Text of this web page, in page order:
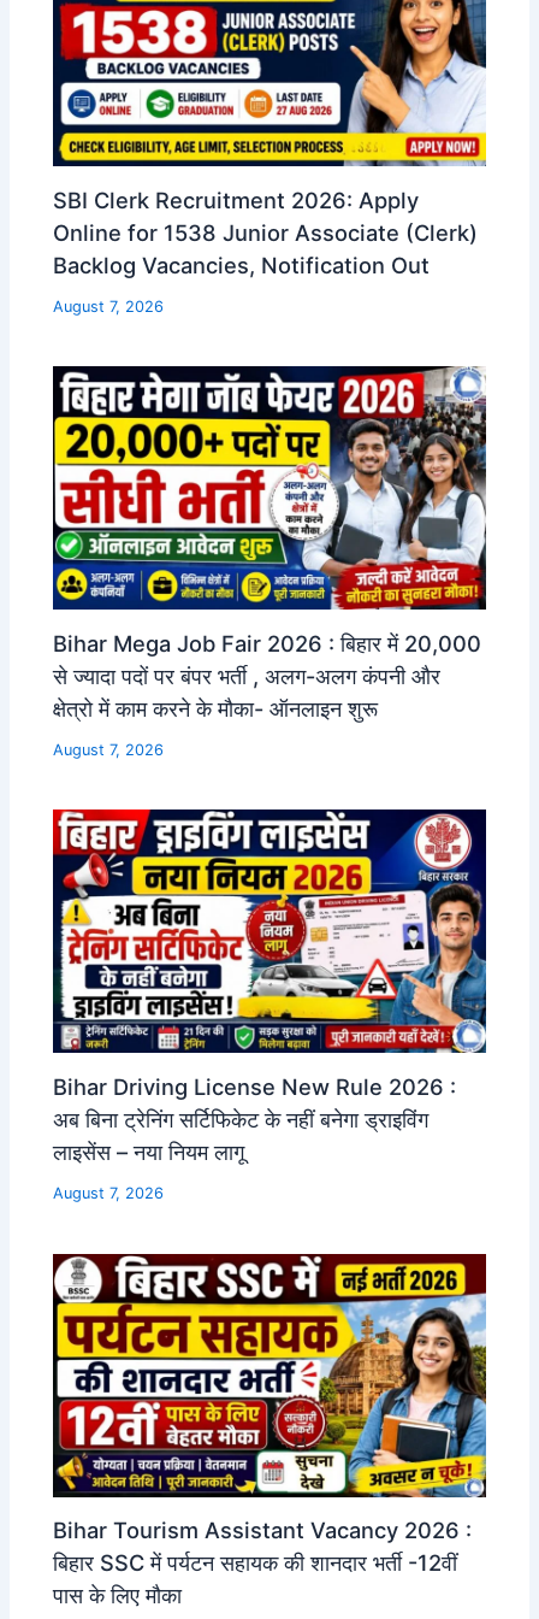
SBI Clerk Recruitment 2026: Apply
Online for 1538 Junior Associate (Clerk)
Backlog Vacancies, Notification Out
August 7, 2026
Bihar Mega Job Fair 2026 : बिहार में 20,000
से ज्यादा पदों पर बंपर भर्ती , अलग-अलग कंपनी और
क्षेत्रो में काम करने के मौका- ऑनलाइन शुरू
August 7, 2026
Bihar Driving License New Rule 2026 :
अब बिना ट्रेनिंग सर्टिफिकेट के नहीं बनेगा ड्राइविंग
लाइसेंस – नया नियम लागू
August 7, 2026
Bihar Tourism Assistant Vacancy 2026 :
बिहार SSC में पर्यटन सहायक की शानदार भर्ती -12वीं
पास के लिए मौका